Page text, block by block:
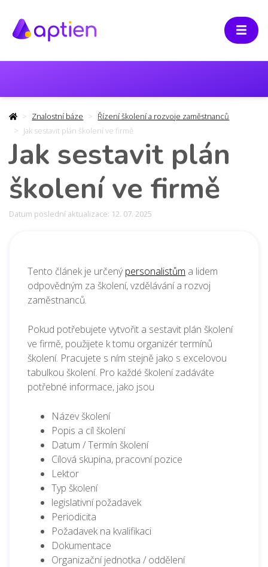
Znalostní báze
Řízení školení a rozvoje zaměstnanců
Jak sestavit plán školení ve firmě
Jak sestavit plán
školení ve firmě
Datum poslední aktualizace: 12. 07. 2025
Tento článek je určenýpersonalistům a lidem
odpovědným za školení, vzdělávání a rozvoj
zaměstnanců.
Pokud potřebujete vytvořit a sestavit plán školení
ve firmě, použijete k tomu organizér termínů
školení. Pracujete s ním stejně jako s excelovou
tabulkou školení. Pro každé školení zadáváte
potřebné informace, jako jsou
Název školení
Popis a cíl školení
Datum / Termín školení
Cílová skupina, pracovní pozice
Lektor
Typ školení
legislativní požadavek
Periodicita
Požadavek na kvalifikaci
Dokumentace
Organizační jednotka / oddělení